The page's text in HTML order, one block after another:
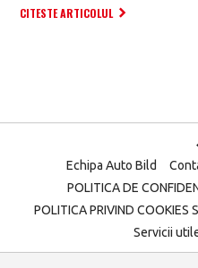
CITESTE ARTICOLUL
Echipa Auto Bild
POLITICA DE
POLITICA PRIVIND COOKIES
Servicii